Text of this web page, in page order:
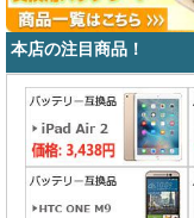
本店の注目商品！